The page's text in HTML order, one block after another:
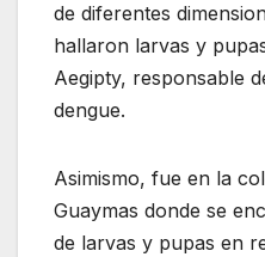
de diferentes
hallaron larvas y
Aegipty, responsable
dengue.
Asimismo, fue en la
Guaymas donde se
de larvas y pupas en